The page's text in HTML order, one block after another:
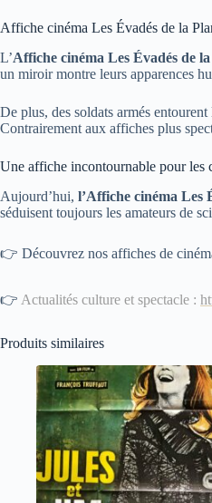
Affiche cinéma Les Évadés de la
L’Affiche cinéma Les Évadés de la
un miroir montre leurs apparences
De plus, des soldats armés
Contrairement aux affiches plus
Une affiche incontournable pour les
Aujourd’hui, l’Affiche cinéma Les
séduisent toujours les amateurs de
👉 Découvrez nos affiches de
👉 Actualités culture et spectacle :
Produits similaires